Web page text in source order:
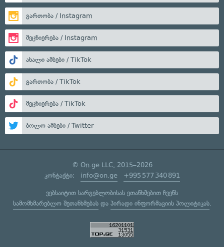
გართობა / Instagram
მეცნიერება / Instagram
ახალი ამბები / TikTok
გართობა / TikTok
მეცნიერება / TikTok
ბოლო ამბები / Twitter
© On.ge LLC, 2015–2026
კონტაქტი: info@on.ge +995 577 340 891
ვებსაიტით სარგებლობისას ეთანხმებით ჩვენს
სამომხმარებლო შეთანხმებასდა პირადი ინფორმაციის პოლიტიკას.